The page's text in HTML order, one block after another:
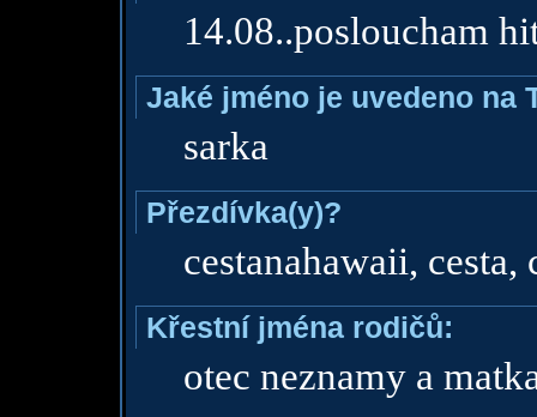
14.08..posloucham
Jaké jméno je uvedeno na
sarka
Přezdívka(y)?
cestanahawaii, cesta,
Křestní jména rodičů:
otec neznamy a